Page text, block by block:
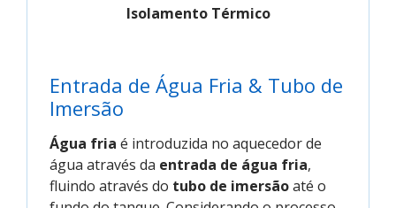
Isolamento Térmico
Entrada de Água Fria & Tubo de
Imersão
Água fria é introduzida no aquecedor de
água através da entrada de água fria,
fluindo através do tubo de imersãoaté o